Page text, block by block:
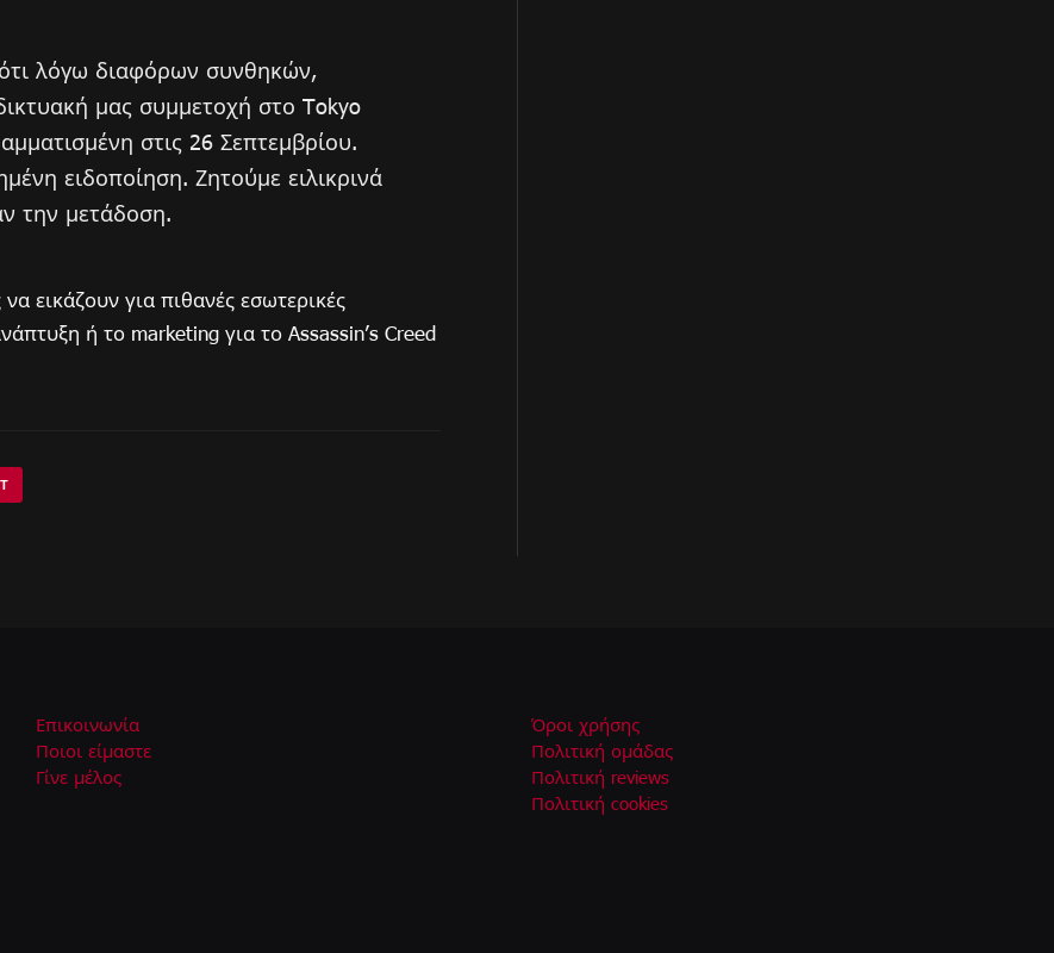
λόγω διαφόρων συνθηκών,
μας συμμετοχή στο Tokyo
στις 26 Σεπτεμβρίου.
ειδοποίηση. Ζητούμε ειλικρινά
την μετάδοση.
εικάζουν για πιθανές εσωτερικές
ή το marketing για το Assassin’s Creed
Επικοινωνία
Ποιοι είμαστε
Γίνε μέλος
Όροι χρήσης
Πολιτική ομάδας
Πολιτική reviews
Πολιτική cookies